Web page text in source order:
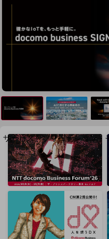
地域社会を支える皆さまと地域課題の解
LGPF(Local Government Platform)
別ウィンドウで開きます
サービス・ソリューション・
サービス・ソリューションTOP
DXに関する課題を解決する
サービス・ソリューションをご紹介
カテゴリーで探す
カテゴリーで探すTOP
ネットワーク・モバイル
クラウド・データセンター